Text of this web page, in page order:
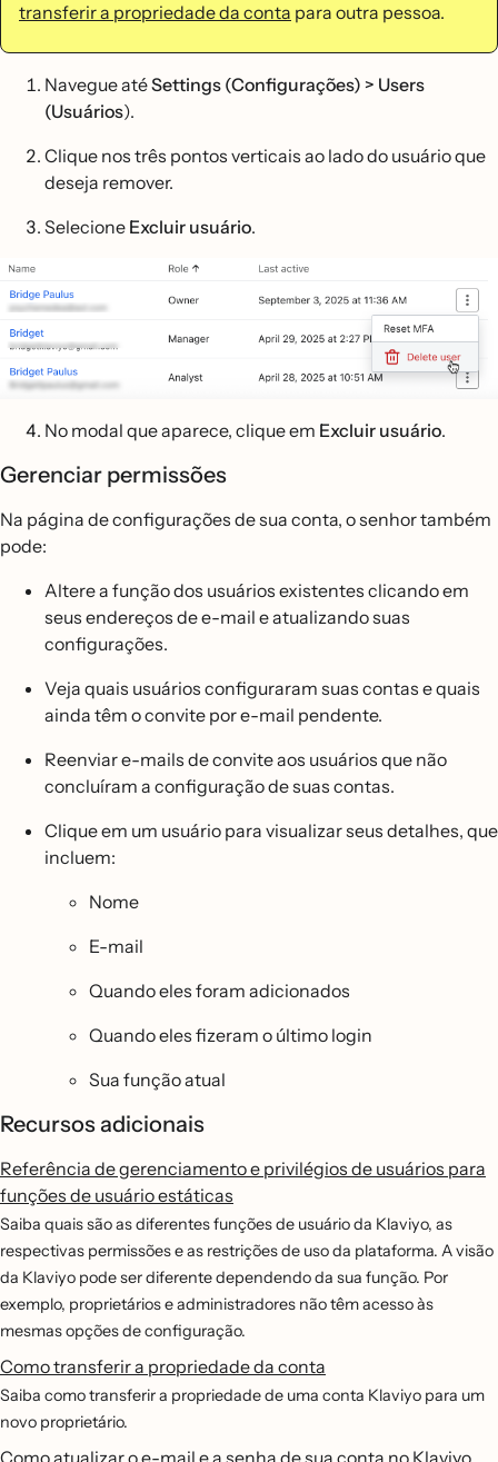
transferir a propriedade da conta para outra pessoa.
Navegue atéSettings (Configurações) > Users
(Usuários).
Clique nos três pontos verticais ao lado do usuário que
deseja remover.
Selecione Excluir usuário.
No modal que aparece, clique em Excluir usuário.
Gerenciar permissões
Na página de configurações de sua conta, o senhor também
pode:
Altere a função dos usuários existentes clicando em
seus endereços de e-mail e atualizando suas
configurações.
Veja quais usuários configuraram suas contas e quais
ainda têm o convite por e-mail pendente.
Reenviar e-mails de convite aos usuários que não
concluíram a configuração de suas contas.
Clique em um usuário para visualizar seus detalhes, que
incluem:
Nome
E-mail
Quando eles foram adicionados
Quando eles fizeram o último login
Sua função atual
Recursos adicionais
Referência de gerenciamento e privilégios de usuários para
funções de usuário estáticas
Saiba quais são as diferentes funções de usuário da Klaviyo, as
respectivas permissões e as restrições de uso da plataforma. A visão
da Klaviyo pode ser diferente dependendo da sua função. Por
exemplo, proprietários e administradores não têm acesso às
mesmas opções de configuração.
Como transferir a propriedade da conta
Saiba como transferir a propriedade de uma conta Klaviyo para um
novo proprietário.